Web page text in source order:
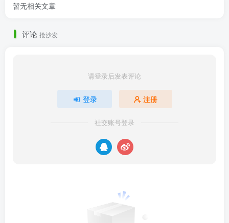
暂无相关文章
评论 抢沙发
请登录后发表评论
登录 注册
社交账号登录